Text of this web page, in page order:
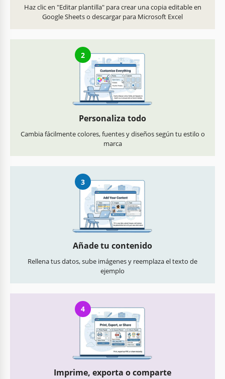
Haz clic en "Editar plantilla" para crear una copia editable en
Google Sheets o descargar para Microsoft Excel
2
Personaliza todo
Cambia fácilmente colores, fuentes y diseños según tu estilo o
marca
3
Añade tu contenido
Rellena tus datos, sube imágenes y reemplaza el texto de
ejemplo
4
Imprime, exporta o comparte